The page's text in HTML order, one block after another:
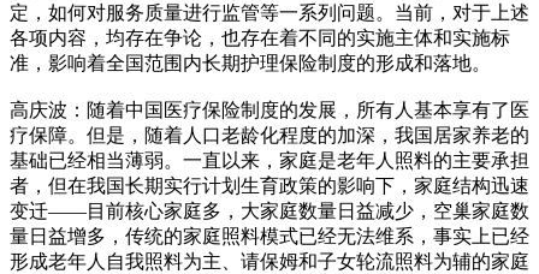
定，如何对服务质量进行监管等一系列问题。当前，对于上述
各项内容，均存在争论，也存在着不同的实施主体和实施标
准，影响着全国范围内长期护理保险制度的形成和落地。
高庆波：随着中国医疗保险制度的发展，所有人基本享有了医
疗保障。但是，随着人口老龄化程度的加深，我国居家养老的
基础已经相当薄弱。一直以来，家庭是老年人照料的主要承担
者，但在我国长期实行计划生育政策的影响下，家庭结构迅速
变迁——目前核心家庭多，大家庭数量日益减少，空巢家庭数
量日益增多，传统的家庭照料模式已经无法维系，事实上已经
形成老年人自我照料为主、请保姆和子女轮流照料为辅的家庭